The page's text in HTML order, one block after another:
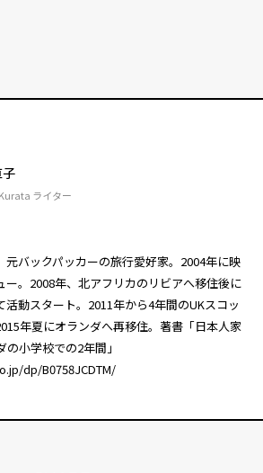
ライター
元バックパッカーの旅行愛好家。2004年に映
ー。2008年、北アフリカのリビアへ移住後に
動スタート。2011年から4年間のUKスコッ
年夏にオランダへ再移住。著書「日本人家
小学校での2年間」
dp/B0758JCDTM/